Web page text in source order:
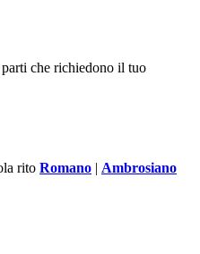
che richiedono il tuo
rito Romano | Ambrosiano